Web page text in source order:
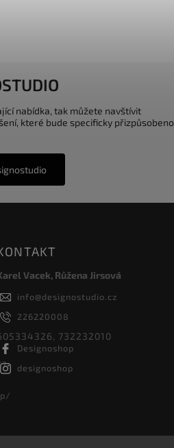
nabídka, tak můžete navštívit
které bude specificky přizpůsobeno
Vacek, Růžena Jirsová
info@designostudio.cz
226220008
732232010
Designoshop
designoshop